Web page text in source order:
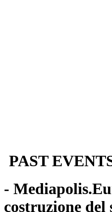
PAST
-
costruzione